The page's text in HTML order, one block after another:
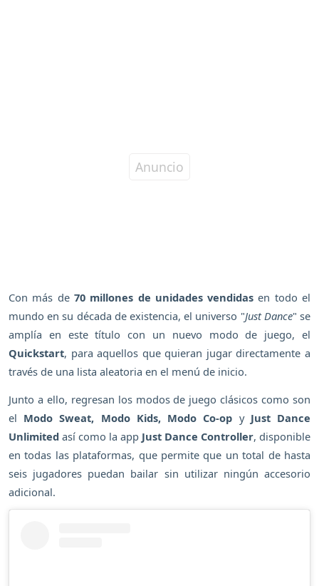
Con más de 70 millones de unidades vendidas en todo el
mundo en su década de existencia, el universo "Just Dance" se
amplía en este título con un nuevo modo de juego, el
Quickstart, para aquellos que quieran jugar directamente a
través de una lista aleatoria en el menú de inicio.
Junto a ello, regresan los modos de juego clásicos como son
el Modo Sweat, Modo Kids, Modo Co-op yJust Dance
Unlimited así como la app Just Dance Controller, disponible
en todas las plataformas, que permite que un total de hasta
seis jugadores puedan bailar sin utilizar ningún accesorio
adicional.